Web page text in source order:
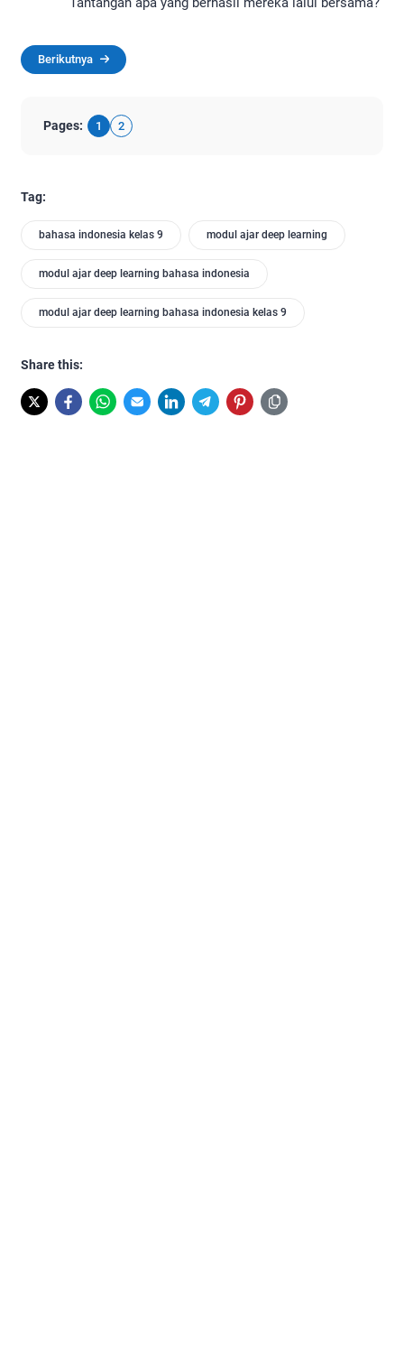
Berikutnya
Pages: 1 2
Tag:
bahasa indonesia kelas 9 modul ajar deep learning
modul ajar deep learning bahasa indonesia
modul ajar deep learning bahasa indonesia kelas 9
Share this: